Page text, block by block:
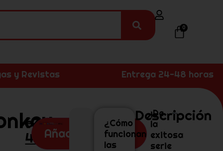
0
y Revistas Entrega 24-48 horas
62,99€
45,99€
Añadir al carrito
¿Cómo
funcionan
las
Descripción
¡De
la
exitosa
serie